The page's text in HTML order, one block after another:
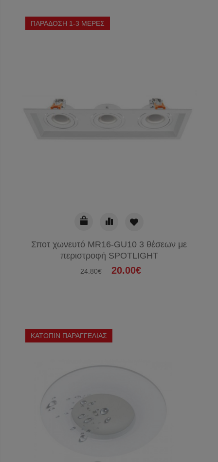
ΠΑΡΑΔΟΣΗ 1-3 ΜΕΡΕΣ
Σποτ χωνευτό MR16-GU10 3 θέσεων με
περιστροφή SPOTLIGHT
24.80€ 20.00€
ΚΑΤΟΠΙΝ ΠΑΡΑΓΓΕΛΙΑΣ